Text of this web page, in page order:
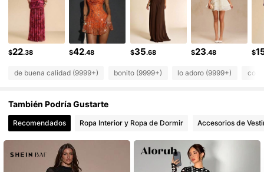
2.7M Seguidores
2.7M Seguidores
4.91 2.7M Seguidores
$22.38 $42.48 $35.68 $23.48 $
de buena calidad (9999+) bonito (9999+) lo adoro (9999+)
También Podría Gustarte
Recomendados Ropa Interior y Ropa de Dormir Accesorios de